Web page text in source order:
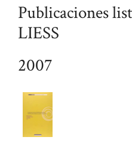
Publicaciones
LIESS
2007